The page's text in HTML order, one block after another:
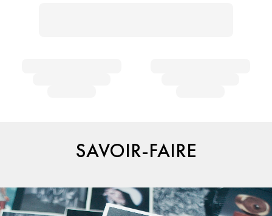
SAVOIR-FAIRE